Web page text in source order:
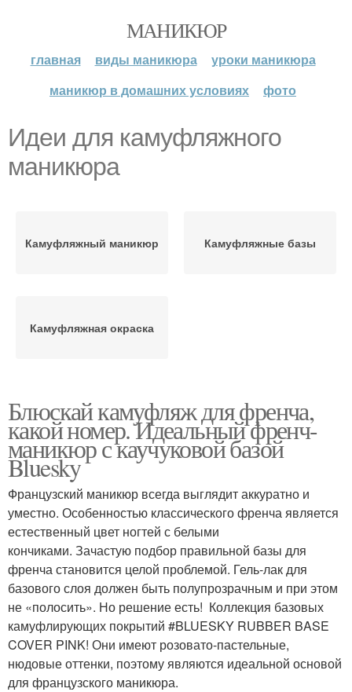
МАНИКЮР
главная виды маникюра
уроки маникюра
маникюр в домашних условиях
фото
Идеи для камуфляжного
маникюра
Камуфляжный маникюр Камуфляжные базы
Камуфляжная окраска
Блюскай камуфляж для френча,
какой номер. Идеальный френч-
маникюр с каучуковой базой
Bluesky
Французский маникюр всегда выглядит аккуратно и
уместно. Особенностью классического френча является
естественный цвет ногтей с белыми
кончиками. Зачастую подбор правильной базы для
френча становится целой проблемой. Гель-лак для
базового слоя должен быть полупрозрачным и при этом
не «полосить». Но решение есть! Коллекция базовых
камуфлирующих покрытий #BLUESKY RUBBER BASE
COVER PINK! Они имеют розовато-пастельные,
нюдовые оттенки, поэтому являются идеальной основой
для французского маникюра.